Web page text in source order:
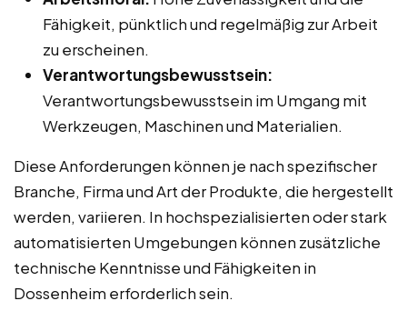
Fähigkeit, pünktlich und regelmäßig zur Arbeit
zu erscheinen.
Verantwortungsbewusstsein:
Verantwortungsbewusstsein im Umgang mit
Werkzeugen, Maschinen und Materialien.
Diese Anforderungen können je nach spezifischer
Branche, Firma und Art der Produkte, die hergestellt
werden, variieren. In hochspezialisierten oder stark
automatisierten Umgebungen können zusätzliche
technische Kenntnisse und Fähigkeiten in
Dossenheim erforderlich sein.